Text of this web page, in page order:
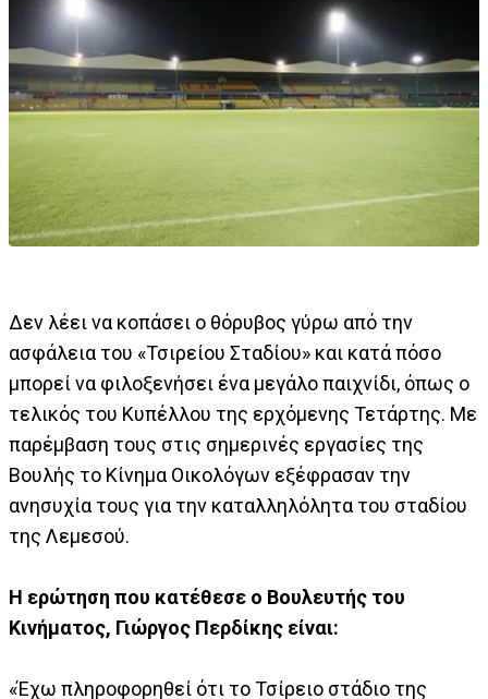
Δεν λέει να κοπάσει ο θόρυβος γύρω από την
ασφάλεια του «Τσιρείου Σταδίου» και κατά πόσο
μπορεί να φιλοξενήσει ένα μεγάλο παιχνίδι, όπως ο
τελικός του Κυπέλλου της ερχόμενης Τετάρτης. Με
παρέμβαση τους στις σημερινές εργασίες της
Βουλής το Κίνημα Οικολόγων εξέφρασαν την
ανησυχία τους για την καταλληλόλητα του σταδίου
της Λεμεσού.
Η ερώτηση που κατέθεσε ο Βουλευτής του
Κινήματος, Γιώργος Περδίκης είναι:
«Έχω πληροφορηθεί ότι το Τσίρειο στάδιο της